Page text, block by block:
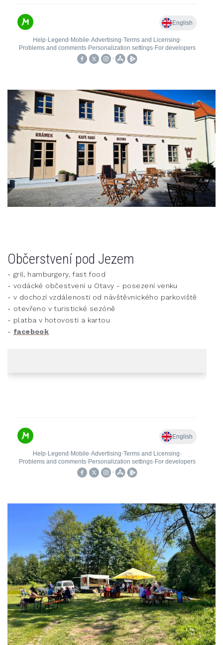
Občerstvení pod Jezem
- gril, hamburgery, fast food
- vodácké občestvení u Otavy - posezení venku
- v dochozí vzdálenosti od návštěvnického parkoviště
- otevřeno v turistické sezóně
- platba v hotovosti a kartou
- facebook